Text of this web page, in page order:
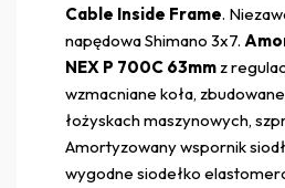
Cable Inside Frame.
napędowa Shimano 3x7.
NEX P 700C 63mmz
wzmacniane koła,
łożyskach maszynowych,
Amortyzowany wspornik
wygodne siodełko